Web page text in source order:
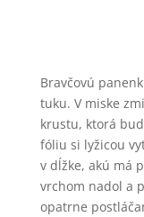
Bravčovú
tuku. V miske
krustu, ktorá
fóliu si lyžicou
v dĺžke, akú má
vrchom nadol a
opatrne